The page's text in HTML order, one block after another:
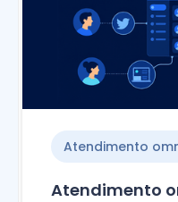
Atendimento
Atendimento